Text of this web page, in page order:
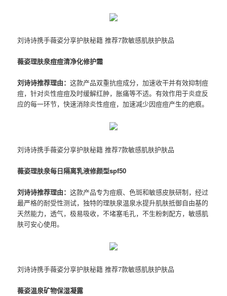
刘诗诗携手薇姿分享护肤秘籍 推荐7款敏感肌肤护肤品
薇姿理肤泉痘痘清净化修护霜
刘诗诗推荐理由：这款产品双重抗痘成分，加速收干并有效抑制痘
痘，针对炎性痘痘及时缓解红肿，胀痛等不适。有效作用于炎症反
应的每一环节，快速消除炎性痘痘，加速减少因痘痘产生的疤痕。
刘诗诗携手薇姿分享护肤秘籍 推荐7款敏感肌肤护肤品
薇姿理肤泉每日隔离乳液修颜型spf50
刘诗诗推荐理由：这款产品专为痘痕、色斑和敏感皮肤研制，经过
最严格的耐受性测试，独特的理肤泉温泉水提升肌肤抵御自由基的
天然能力，透气，极易吸收，不堵塞毛孔，不生粉刺配方，敏感肌
肤可安心使用。
刘诗诗携手薇姿分享护肤秘籍 推荐7款敏感肌肤护肤品
薇姿温泉矿物保湿凝露